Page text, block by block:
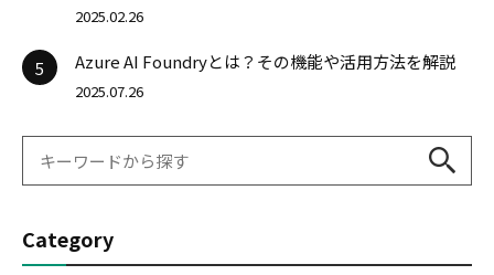
2025.02.26
5 Azure AI Foundryとは？その機能や活用方法を解説
2025.07.26
Category